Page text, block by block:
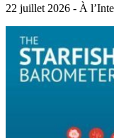
22 juillet 2026 - À